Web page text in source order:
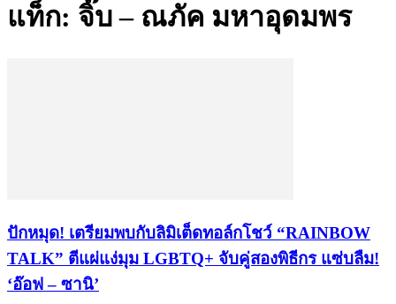
แท็ก: จิ๊บ – ณภัค มหาอุดมพร
ปักหมุด! เตรียมพบกับลิมิเต็ดทอล์กโชว์ “RAINBOW
TALK” ตีแผ่แง่มุม LGBTQ+ จับคู่สองพิธีกร แซ่บลืม!
‘อ๊อฟ – ซานิ’